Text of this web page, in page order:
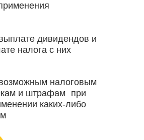
дивидендов и
налога с них
налоговым
и штрафам при
каких-либо